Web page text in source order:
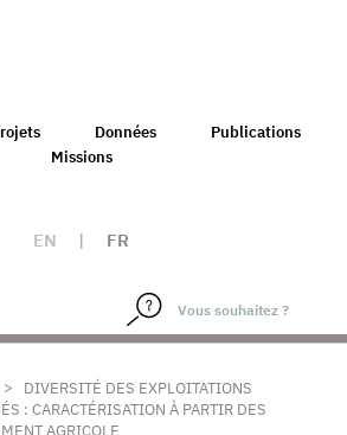
Données
Publications
Missions
EN | FR
>
DIVERSITÉ DES EXPLOITATIONS
: CARACTÉRISATION À PARTIR DES
AGRICOLE